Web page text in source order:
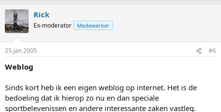
Rick
Ex-moderator Medewerker
25 jan 2005 #6
Weblog
Sinds kort heb ik een eigen weblog op internet. Het is de
bedoeling dat ik hierop zo nu en dan speciale
sportbelevenissen en andere interessante zaken vastleg.